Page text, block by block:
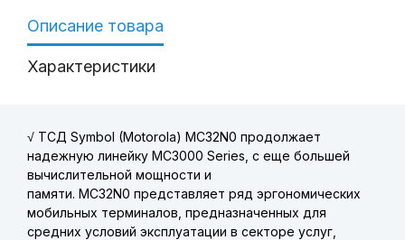
Описание товара
Характеристики
√ ТСД Symbol (Motorola) MC32N0 продолжает
надежную линейку MC3000 Series, с еще большей
вычислительной мощности и
памяти. MC32N0 представляет ряд эргономических
мобильных терминалов, предназначенных для
средних условий эксплуатации в секторе услуг,